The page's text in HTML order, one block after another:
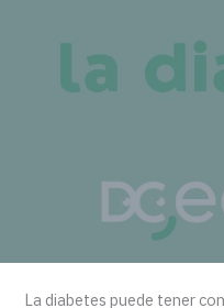
La diabetes puede tener